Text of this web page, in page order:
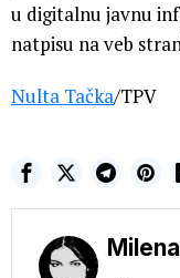
u digitalnu javnu
natpisu na veb
Nulta Tačka/TPV